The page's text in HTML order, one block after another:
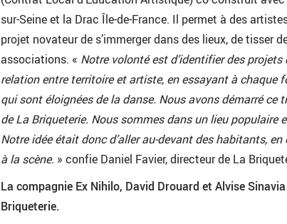
sur-Seine et la Drac Île-de-France. Il permet à des
projet novateur de s’immerger dans des lieux, de tisser
associations. « Notre volonté est d’identifier des
relation entre territoire et artiste, en essayant à chaque
qui sont éloignées de la danse. Nous avons démarré ce
de La Briqueterie. Nous sommes dans un lieu populaire
Notre idée était donc d’aller au-devant des habitants,
à la scène. » confie Daniel Favier, directeur de La
La compagnie Ex Nihilo, David Drouard et Alvise
Briqueterie.